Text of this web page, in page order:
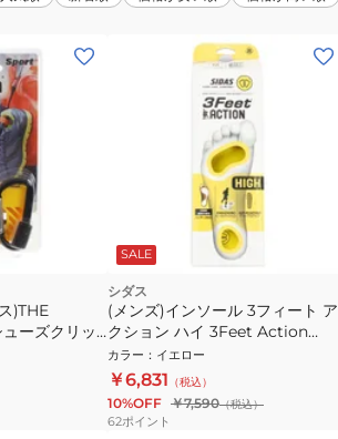
)THE
ーズクリッ
SALE
シダス
(メンズ)インソール 3フィート ア
クション ハイ 3Feet Action
High ハイアーチ対応 3140601 中
敷き クッション性 グリップ力 安
定性
カラー ： イエロー
￥6,831 （税込）
10%OFF ￥7,590（税込）
62ポイント